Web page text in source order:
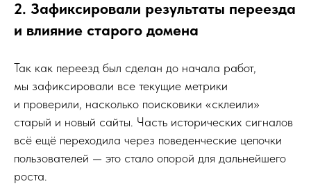
2. Зафиксировали результаты переезда
и влияние старого домена
Так как переезд был сделан до начала работ,
мы зафиксировали все текущие метрики
и проверили, насколько поисковики «склеили»
старый и новый сайты. Часть исторических сигналов
всё ещё переходила через поведенческие цепочки
пользователей — это стало опорой для дальнейшего
роста.